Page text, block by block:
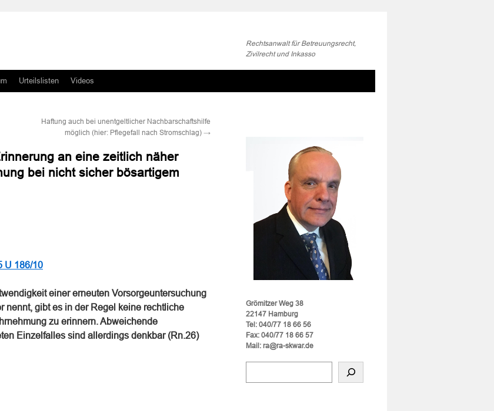
Rechtsanwalt für Betreuungsrecht,
Zivilrecht und Inkasso
Urteilslisten Videos
Haftung auch bei unentgeltlicher Nachbarschaftshilfe
möglich (hier: Pflegefall nach Stromschlag) →
an eine zeitlich näher
bei nicht sicher bösartigem
U 186/10
einer erneuten Vorsorgeuntersuchung
nennt, gibt es in der Regel keine rechtliche
zu erinnern. Abweichende
Einzelfalles sind allerdings denkbar (Rn.26)
Grömitzer Weg 38
22147 Hamburg
Tel: 040/77 18 66 56
Fax: 040/77 18 66 57
Mail: ra@ra-skwar.de